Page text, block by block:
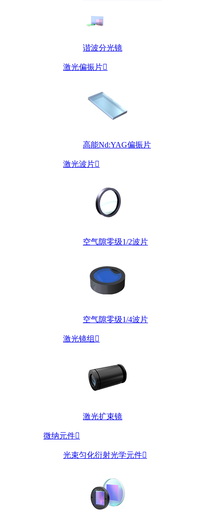
谐波分光镜
激光偏振片
高能Nd:YAG偏振片
激光波片
空气隙零级1/2波片
空气隙零级1/4波片
激光镜组 
激光扩束镜
微纳元件
光束匀化衍射光学元件